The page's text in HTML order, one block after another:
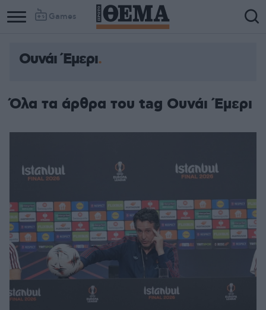
Games
Ουνάι Έμερι
Όλα τα άρθρα του tag Ουνάι Έμερι